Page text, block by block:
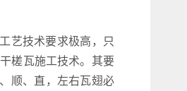
艺技术要求极高，只
槎瓦施工技术。其要
顺、直，左右瓦翅必